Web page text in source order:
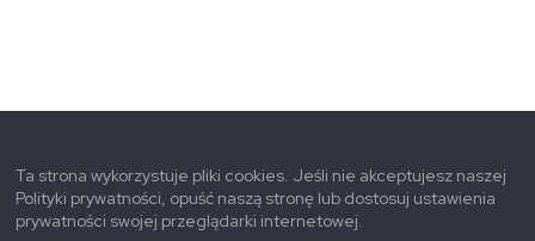
Ta strona wykorzystuje pliki cookies. Jeśli nie akceptujesz naszej
Polityki prywatności, opuść naszą stronę lub dostosuj ustawienia
prywatności swojej przeglądarki internetowej.